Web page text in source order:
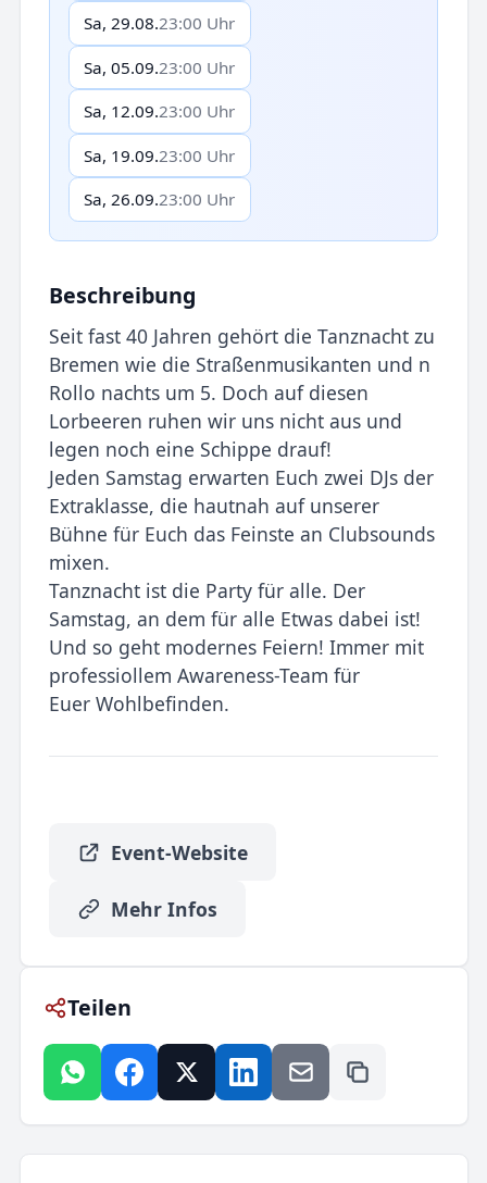
Sa, 29.08.23:00 Uhr
Sa, 05.09.23:00 Uhr
Sa, 12.09.23:00 Uhr
Sa, 19.09.23:00 Uhr
Sa, 26.09.23:00 Uhr
Beschreibung
Seit fast 40 Jahren gehört die Tanznacht zu
Bremen wie die Straßenmusikanten und n
Rollo nachts um 5. Doch auf diesen
Lorbeeren ruhen wir uns nicht aus und
legen noch eine Schippe drauf!
Jeden Samstag erwarten Euch zwei DJs der
Extraklasse, die hautnah auf unserer
Bühne für Euch das Feinste an Clubsounds
mixen.
Tanznacht ist die Party für alle. Der
Samstag, an dem für alle Etwas dabei ist!
Und so geht modernes Feiern! Immer mit
professiollem Awareness-Team für
Euer Wohlbefinden.
Event-Website
Mehr Infos
Teilen